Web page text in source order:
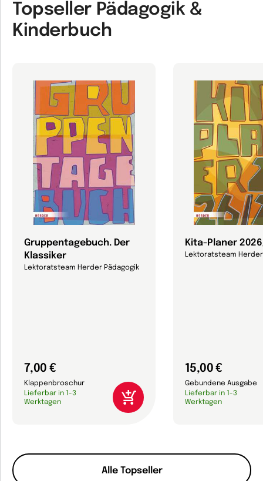
Topseller Pädagogik &
Kinderbuch
Alle Topseller
Gruppentagebuch. Der
Klassiker
Lektoratsteam Herder Pädagogik
7,00 €
Klappenbroschur
Lieferbar in 1-3
Werktagen
Kita-Planer
Lektoratsteam Herder
15,00 €
Gebundene Ausgabe
Lieferbar in 1-3
Werktagen